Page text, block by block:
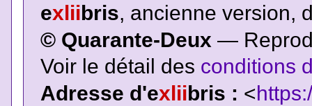
exliibris, ancienne version,
© Quarante-Deux —
Voir le détail des conditions
Adresse d'exlii bris : <